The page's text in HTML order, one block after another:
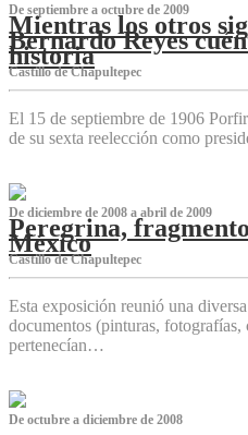
De septiembre a octubre de 2009
Mientras los otros
Bernardo Reyes
historia
Castillo de Chapultepec
El 15 de septiembre de 1906
de su sexta reelección como
De diciembre de 2008 a abril de 2009
Peregrina,
México
Castillo de Chapultepec
Esta exposición reunió una
documentos (pinturas, fotografías,
pertenecían…
De octubre a diciembre de 2008